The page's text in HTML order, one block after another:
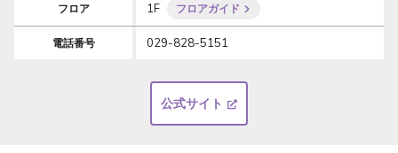
フロア 1F フロアガイド
電話番号 029-828-5151
公式サイト